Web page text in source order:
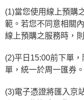
(1)當您使用線上預購
範。若您不同意相關
線上預購之服務時，
(2)平日15:00前下單
單，統一於周一匯券
(3)電子憑證將匯入京